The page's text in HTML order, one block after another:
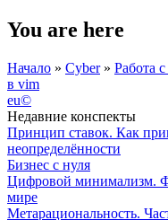
You are here
Начало » Cyber » Работа
в vim
eu©
Недавние конспекты
Принцип ставок. Как
неопределённости
Бизнес с нуля
Цифровой минимализм.
мире
Метарациональность.